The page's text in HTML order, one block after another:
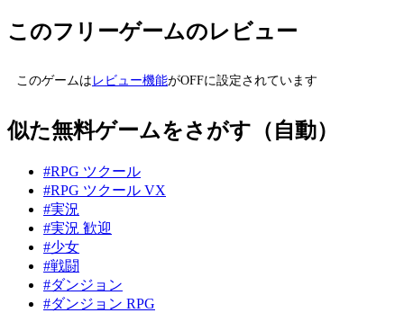
このフリーゲームのレビュー
このゲームは レビュー機能がOFFに設定されています
似た無料ゲームをさがす（自動）
#RPG ツクール
#RPG ツクール VX
#実況
#実況 歓迎
#少女
#戦闘
#ダンジョン
#ダンジョン RPG